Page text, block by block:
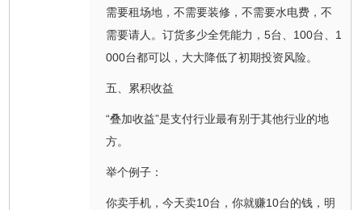
需要租场地，不需要装修，不需要水电费，不
需要请人。订货多少全凭能力，5台、100台、1
000台都可以，大大降低了初期投资风险。
五、累积收益
“叠加收益”是支付行业最有别于其他行业的地
方。
举个例子：
你卖手机，今天卖10台，你就赚10台的钱，明